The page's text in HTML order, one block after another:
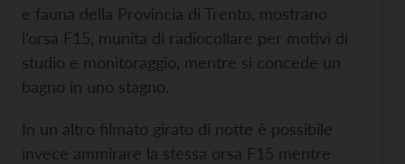
e fauna della Provincia di Trento, mostrano
l’orsa F15, munita di radiocollare per motivi di
studio e monitoraggio, mentre si concede un
bagno in uno stagno.
In un altro filmato girato di notte è possibile
invece ammirare la stessa orsa F15 mentre